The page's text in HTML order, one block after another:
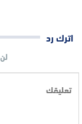
اترك رد